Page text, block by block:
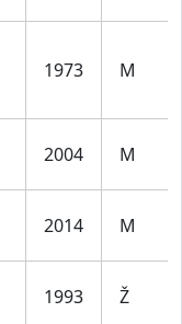
1973 M
2004 M
2014 M
1993 Ž